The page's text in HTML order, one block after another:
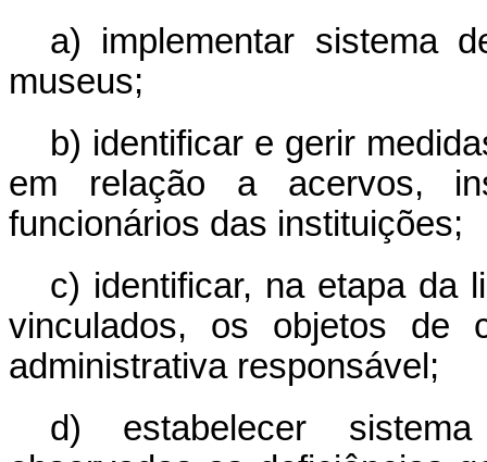
a) implementar sistema
museus;
b) identificar e gerir
em relação a acervos,
funcionários das instituições;
c) identificar, na etapa da
vinculados, os objetos de
administrativa responsável;
d) estabelecer